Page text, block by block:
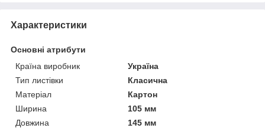
Характеристики
Основні атрибути
Країна виробник
Україна
Тип листівки
Класична
Матеріал
Картон
Ширина
105 мм
Довжина
145 мм